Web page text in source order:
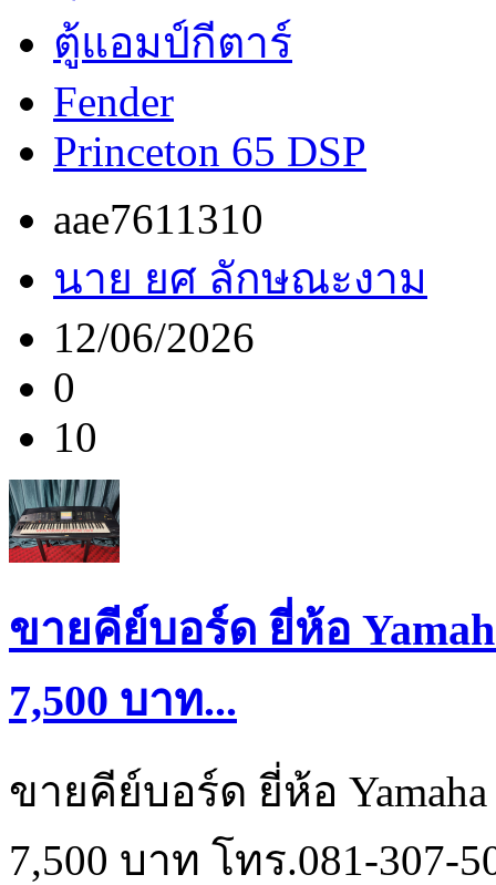
ตู้แอมป์กีตาร์
Fender
Princeton 65 DSP
aae7611310
นาย ยศ ลักษณะงาม
12/06/2026
0
10
ขายคีย์บอร์ด ยี่ห้อ
7,500 บาท...
ขายคีย์บอร์ด ยี่ห้อ
7,500 บาท โทร.081-307-